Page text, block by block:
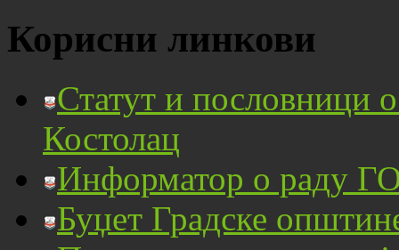
Корисни линкови
Статут и пословници
Костолац
Информатор о раду
Буџет Градске